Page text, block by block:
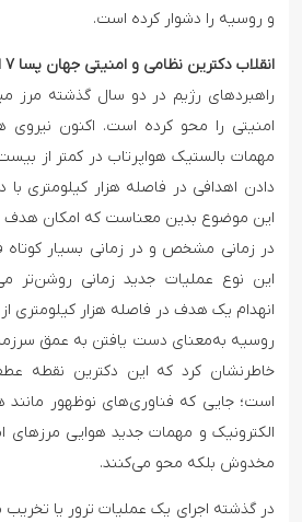
و روسیه را دشوار کرده است.
انقلاب دکترین نظامی و امنیتی جهان پسا ۷ اکتبر
راهبردهای رژیم در دو سال گذشته مرز
امنیتی را محو کرده است. اکنون نیروی
مهمات بالستیک هواپرتاب در کمتر از
دادن اهدافی در فاصله هزار کیلومتری با
این موضوع بدین معناست که امکان هدف
در زمانی مشخص و در زمانی بسیار
این نوع عملیات جدید زمانی روشن‌تر
انهدام یک هدف در فاصله هزار کیلومتری
روسیه به‌معنای دست یافتن به عمق
خاطرنشان کرد که این دکترین نقطه
است؛ جایی که فناوری‌های نوظهور
الکترونیک و مهمات جدید هوایی مرزهای
مخدوش بلکه محو می‌کنند.
در گذشته اجرای یک عملیات ترور یا تخریب